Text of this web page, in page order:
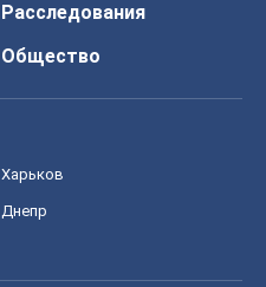
Расследования
Общество
Харьков
Днепр